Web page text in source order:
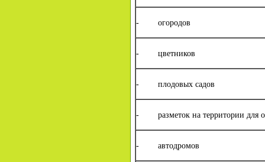
- огородов
- цветников
- плодовых садов
- разметок на территории для
- автодромов